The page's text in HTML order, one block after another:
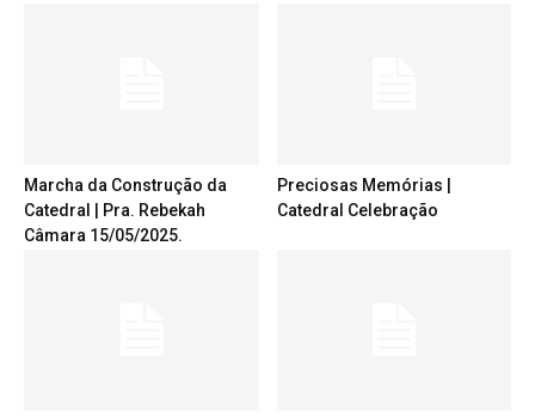
Marcha da Construção da
Catedral | Pra. Rebekah
Câmara 15/05/2025.
Preciosas Memórias |
Catedral Celebração